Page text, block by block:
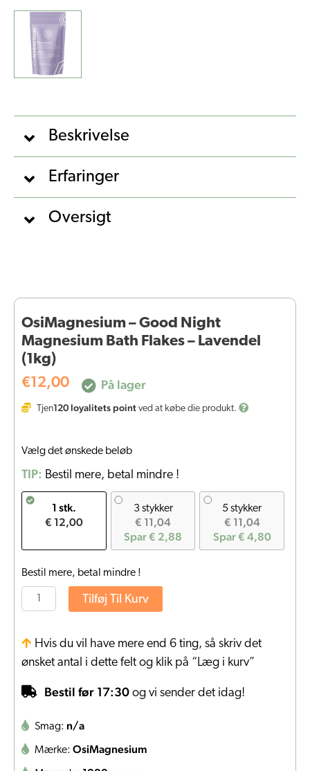
Beskrivelse
Erfaringer
Oversigt
OsiMagnesium – Good Night
Magnesium Bath Flakes – Lavendel
(1kg)
€12,00 På lager
Tjen120 loyalitets point ved at købe die produkt.
Vælg det ønskede beløb
TIP: Bestil mere, betal mindre !
1 stk.
€ 12,00
3 stykker
€ 11,04
Spar € 2,88
5 stykker
€ 11,04
Spar € 4,80
Bestil mere, betal mindre !
Tilføj Til Kurv
Hvis du vil have mere end 6 ting, så skriv det
ønsket antal i dette felt og klik på “Læg i kurv”
Bestil før 17:30 og vi sender det idag!
Smag: n/a
Mærke: OsiMagnesium